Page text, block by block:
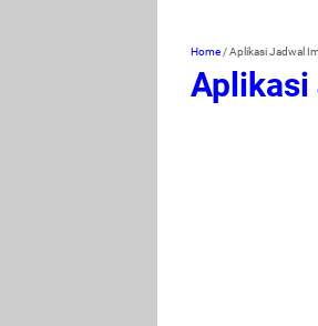
Home /Aplikasi Jadwal
Aplikasi